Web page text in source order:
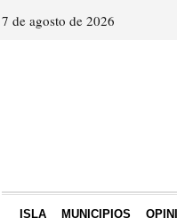
7 de agosto de 2026
ISLA MUNICIPIOS